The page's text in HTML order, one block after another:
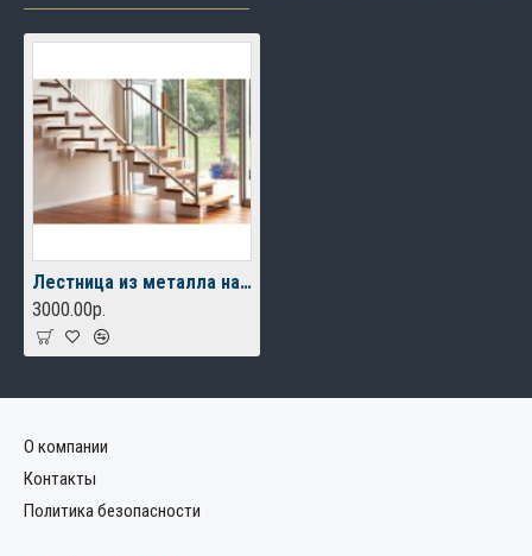
Лестница из металла на 2 этаж
3000.00р.
О компании
Контакты
Политика безопасности